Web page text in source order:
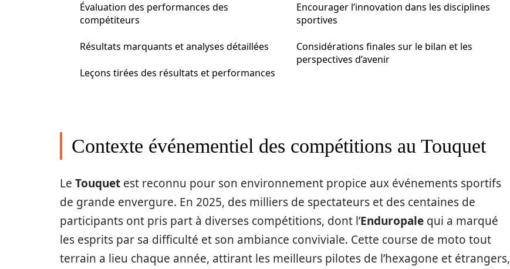
Évaluation des performances des
compétiteurs
Résultats marquants et analyses détaillées
Leçons tirées des résultats et performances
Encourager l’innovation dans les disciplines
sportives
Considérations finales sur le bilan et les
perspectives d’avenir
Contexte événementiel des compétitions au Touquet
Le Touquet est reconnu pour son environnement propice aux événements sportifs
de grande envergure. En 2025, des milliers de spectateurs et des centaines de
participants ont pris part à diverses compétitions, dont l’Enduropale qui a marqué
les esprits par sa difficulté et son ambiance conviviale. Cette course de moto tout
terrain a lieu chaque année, attirant les meilleurs pilotes de l’hexagone et étrangers,